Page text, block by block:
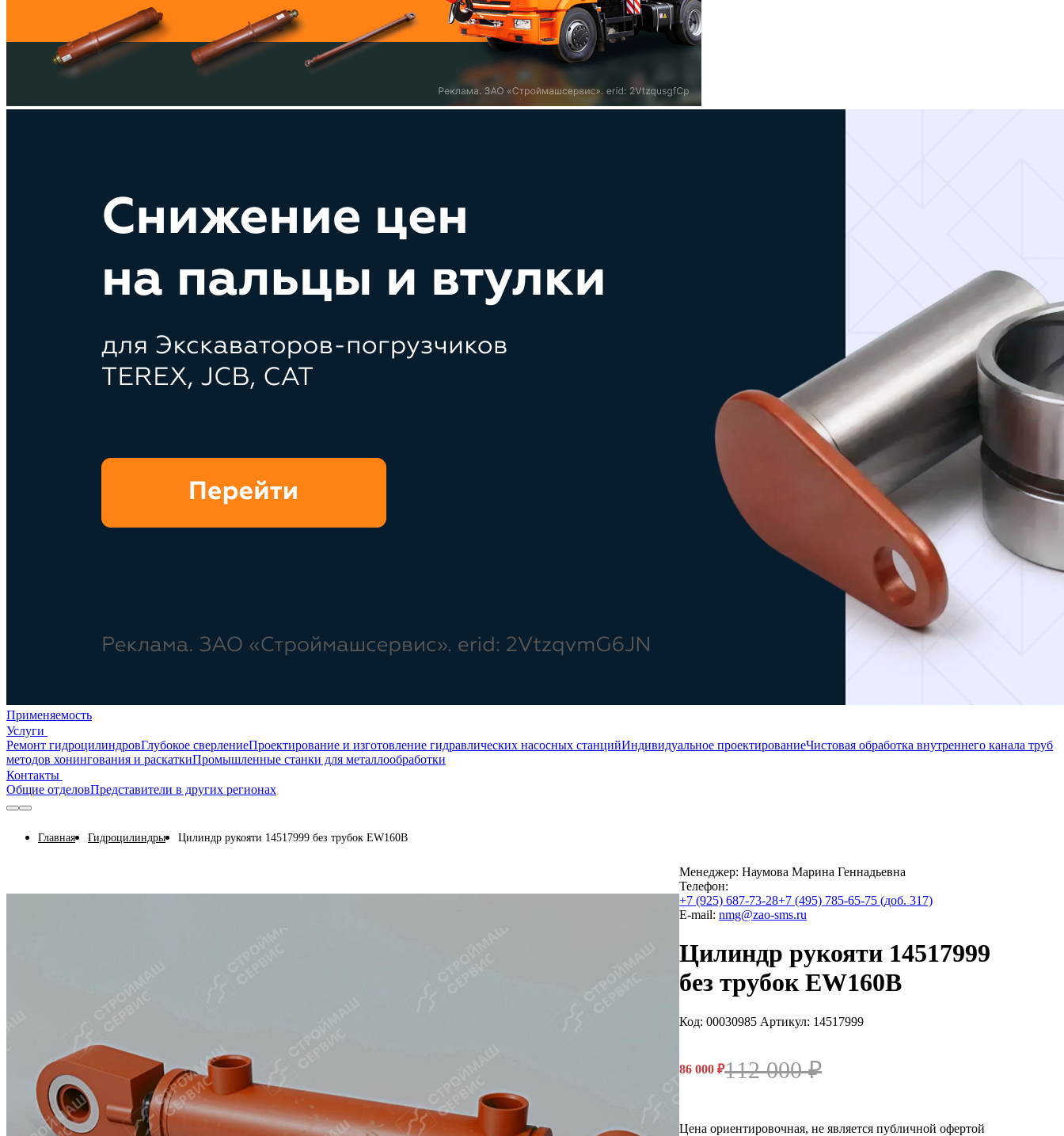
Применяемость
Услуги
Ремонт гидроцилиндровГлубокое сверлениеПроектирование и изготовление гидравлических насосных станцийИндивидуальное проектированиеЧистовая обработка внутреннего канала труб
методов хонингования и раскаткиПромышленные станки для металлообработки
Контакты
Общие отделовПредставители в других регионах
Главная Гидроцилиндры Цилиндр рукояти 14517999 без трубок EW160B
Менеджер:Наумова Марина Геннадьевна
Телефон:
+7 (925) 687-73-28+7 (495) 785-65-75 (доб. 317)
E-mail:nmg@zao-sms.ru
Цилиндр рукояти 14517999
без трубок EW160B
Код: 00030985 Артикул: 14517999
86 000₽112 000₽
Цена ориентировочная, не является публичной офертой